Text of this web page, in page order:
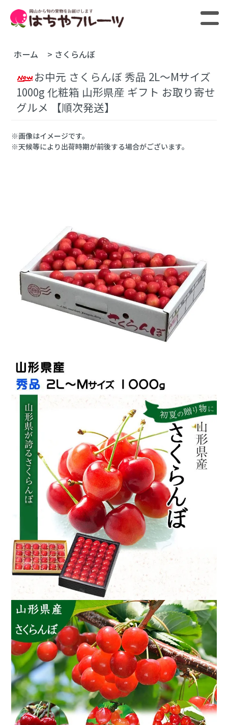
ホーム > さくらんぼ
お中元 さくらんぼ 秀品 2L～Mサイズ
1000g 化粧箱 山形県産 ギフト お取り寄せ
グルメ 【順次発送】
※画像はイメージです。
※天候等により出荷時期が前後する場合がございます。